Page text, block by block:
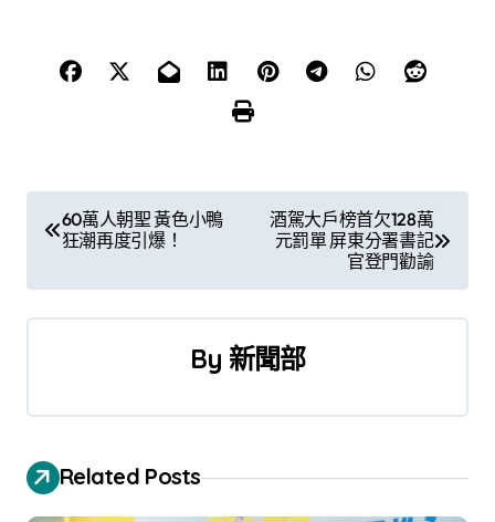
文
導
60萬人朝聖 黃色小鴨
狂潮再度引爆！
酒駕大戶榜首欠128萬
元罰單 屏東分署書記
官登門勸諭
By 新聞部
Related Posts